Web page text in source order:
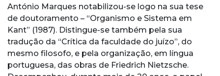
António Marques notabilizou-se logo na sua tese
de doutoramento – “Organismo e Sistema em
Kant” (1987). Distingue-se também pela sua
tradução da “Crítica da faculdade do juízo”, do
mesmo filosofo, e pela organização, em língua
portuguesa, das obras de Friedrich Nietzsche.